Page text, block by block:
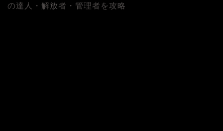
の達人・解放者・管理者を攻略